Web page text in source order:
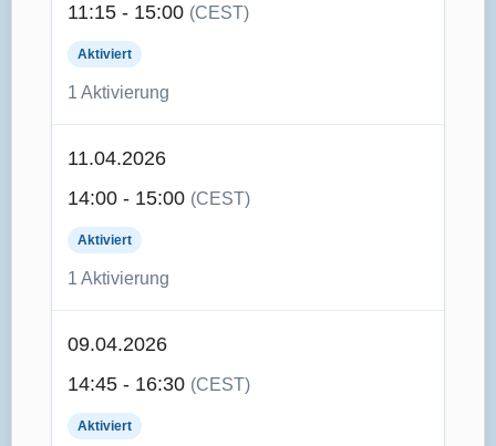
11:15 - 15:00 (CEST)
Aktiviert
1 Aktivierung
11.04.2026
14:00 - 15:00 (CEST)
Aktiviert
1 Aktivierung
09.04.2026
14:45 - 16:30 (CEST)
Aktiviert